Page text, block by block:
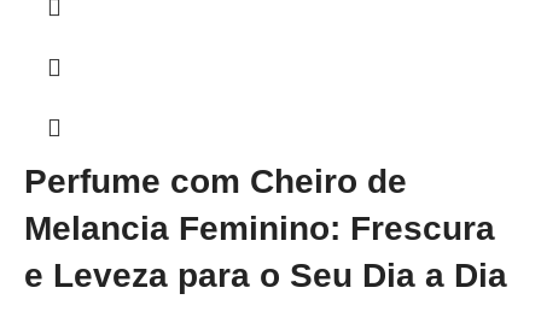
Perfume com Cheiro de
Melancia Feminino: Frescura
e Leveza para o Seu Dia a Dia